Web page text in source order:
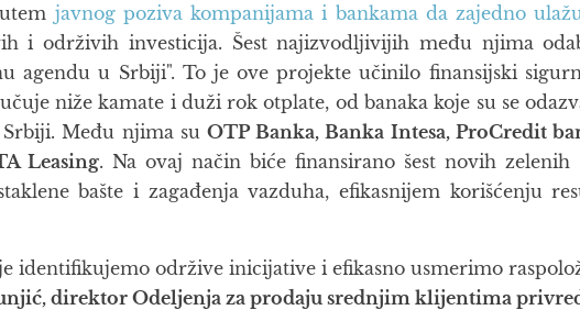
javnog poziva kompanijama i bankama da zajedno
i održivih investicija. Šest najizvodljivijih među njima
agendu u Srbiji". To je ove projekte učinilo finansijski
niže kamate i duži rok otplate, od banaka koje su se
Među njima su OTP Banka, Banka Intesa, ProCredit
Leasing. Na ovaj način biće finansirano šest novih
bašte i zagađenja vazduha, efikasnijem korišćenju
identifikujemo održive inicijative i efikasno usmerimo
direktor Odeljenja za prodaju srednjim klijentima